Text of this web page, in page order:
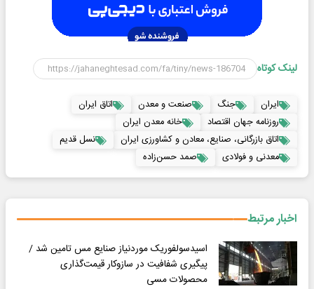
لینک کوتاه
ایران جنگ صنعت و معدن
اتاق ایران
روزنامه جهان اقتصاد
خانه معدن ایران
اتاق بازرگانی، صنایع، معادن و کشاورزی ایران
نسل قدیم
معدنی و فولادی
صمد حسن‌زاده
اخبار مرتبط
اسیدسولفوریک موردنیاز صنایع مس تامین شد /
پیگیری شفافیت در سازوکار قیمت‌گذاری
محصولات مسی